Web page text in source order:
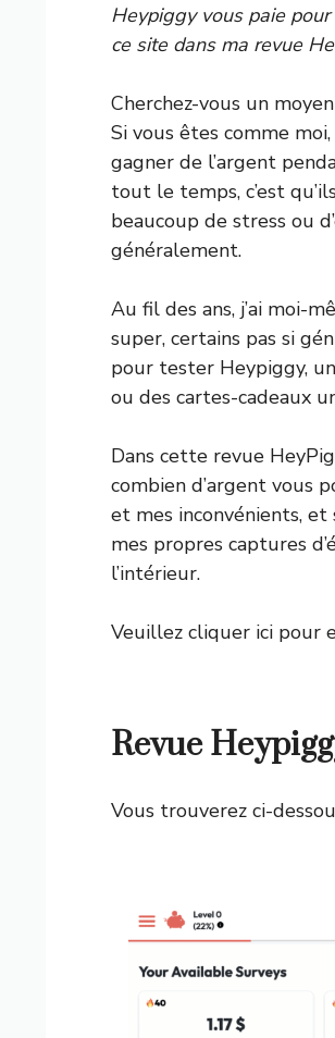
Heypiggyvous paie pour
ce site dans ma revue
Cherchez-vous un
Si vous êtes comme
gagner de l’argent
tout le temps, c’est
beaucoup de stress ou
généralement.
Au fil des ans, j’ai moi-
super, certains pas si
pour tester Heypiggy,
ou des cartes-cadeaux
Dans cette revue
combien d’argent vous
et mes inconvénients,
mes propres captures
l’intérieur.
Veuillez cliquer ici pour
Revue
Vous trouverez ci-